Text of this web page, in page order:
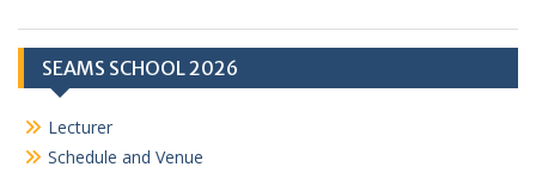
A
p
p
r
m
SEAMS SCHOOL 2026
Lecturer
Schedule and Venue